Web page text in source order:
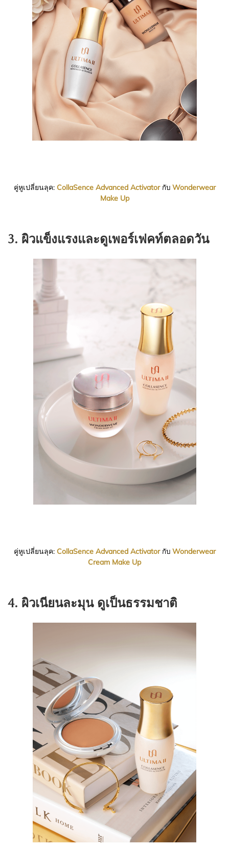
คู่หูเปลี่ยนลุค: CollaSence Advanced Activator กับ Wonderwear
Make Up
3. ผิวแข็งแรงและดูเพอร์เฟคท์ตลอดวัน
คู่หูเปลี่ยนลุค: CollaSence Advanced Activator กับ Wonderwear
Cream Make Up
4. ผิวเนียนละมุน ดูเป็นธรรมชาติ